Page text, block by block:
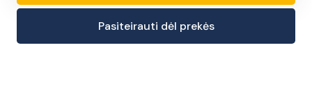
kiekis:
Pasiteirauti dėl prekės